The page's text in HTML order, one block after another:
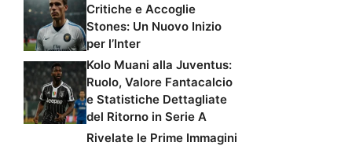
Critiche e Accoglie
Stones: Un Nuovo Inizio
per l’Inter
Kolo Muani alla Juventus:
Ruolo, Valore Fantacalcio
e Statistiche Dettagliate
del Ritorno in Serie A
Rivelate le Prime Immagini